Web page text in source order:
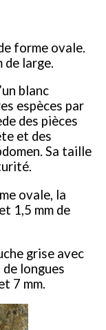
forme ovale.
de large.
blanc
espèces par
des pièces
et des
Sa taille
ovale, la
1,5 mm de
grise avec
longues
7 mm.